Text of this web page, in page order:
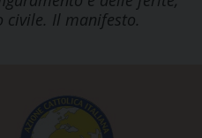
civile. Il manifesto.